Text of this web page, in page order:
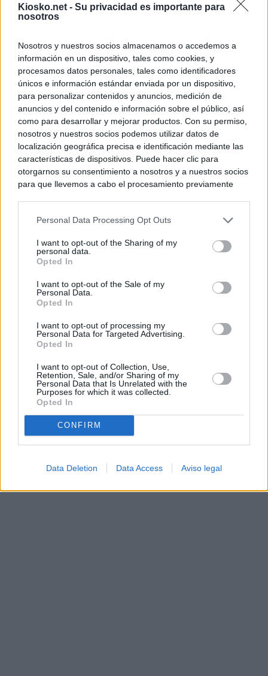
Kiosko.net - Su privacidad es importante para
nosotros
Nosotros y nuestros socios almacenamos o accedemos a
información en un dispositivo, tales como cookies, y
procesamos datos personales, tales como identificadores
únicos e información estándar enviada por un dispositivo,
para personalizar contenidos y anuncios, medición de
anuncios y del contenido e información sobre el público, así
como para desarrollar y mejorar productos. Con su permiso,
nosotros y nuestros socios podemos utilizar datos de
localización geográfica precisa e identificación mediante las
características de dispositivos. Puede hacer clic para
otorgarnos su consentimiento a nosotros y a nuestros socios
para que llevemos a cabo el procesamiento previamente
negar su consentimiento. Tenga en cuenta que algún
de su consentimiento, pero usted tiene el derecho de
rechazar tal procesamiento. Sus preferencias se aplicarán
cualquier momento entrando de nuevo en este sitio web o
visitando nuestra política de privacidad.
Personal Data Processing Opt Outs
I want to opt-out of the Sharing of my
personal data.
Opted In
I want to opt-out of the Sale of my
Personal Data.
Opted In
I want to opt-out of processing my
Personal Data for Targeted Advertising.
Opted In
I want to opt-out of Collection, Use,
Retention, Sale, and/or Sharing of my
Personal Data that Is Unrelated with the
Purposes for which it was collected.
Opted In
CONFIRM
Data Deletion Data Access Aviso legal